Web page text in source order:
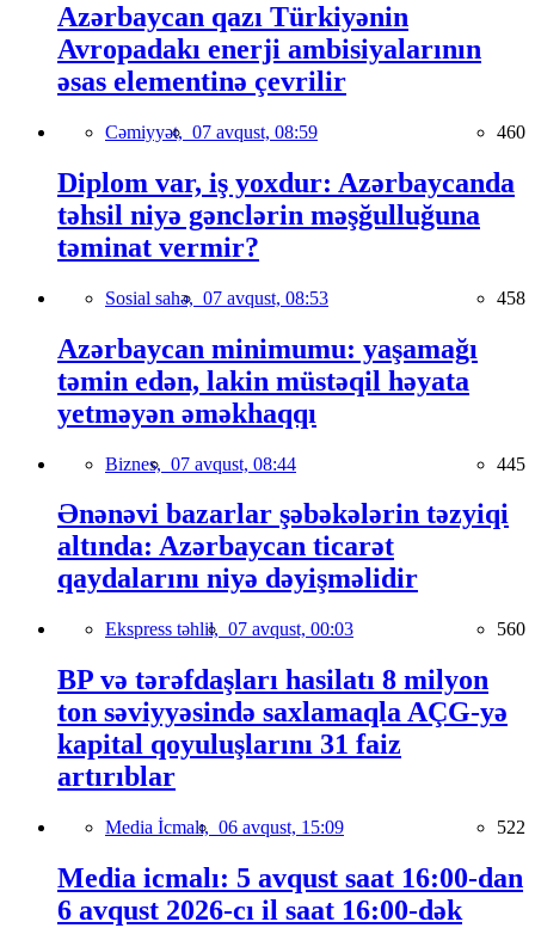
Azərbaycan qazı Türkiyənin
Avropadakı enerji ambisiyalarının
əsas elementinə çevrilir
Cəmiyyət, 07 avqust, 08:59 460
Diplom var, iş yoxdur: Azərbaycanda
təhsil niyə gənclərin məşğulluğuna
təminat vermir?
Sosial sahə, 07 avqust, 08:53 458
Azərbaycan minimumu: yaşamağı
təmin edən, lakin müstəqil həyata
yetməyən əməkhaqqı
Biznes, 07 avqust, 08:44 445
Ənənəvi bazarlar şəbəkələrin təzyiqi
altında: Azərbaycan ticarət
qaydalarını niyə dəyişməlidir
Ekspress təhlil, 07 avqust, 00:03 560
BP və tərəfdaşları hasilatı 8 milyon
ton səviyyəsində saxlamaqla AÇG-yə
kapital qoyuluşlarını 31 faiz
artırıblar
Media İcmalı, 06 avqust, 15:09 522
Media icmalı: 5 avqust saat 16:00-dan
6 avqust 2026-cı il saat 16:00-dək